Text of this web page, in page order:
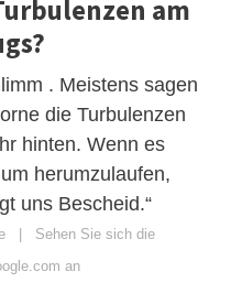
am
. Meistens sagen
die Turbulenzen
hinten. Wenn es
herumzulaufen,
uns Bescheid.“
| Sehen Sie sich die
an